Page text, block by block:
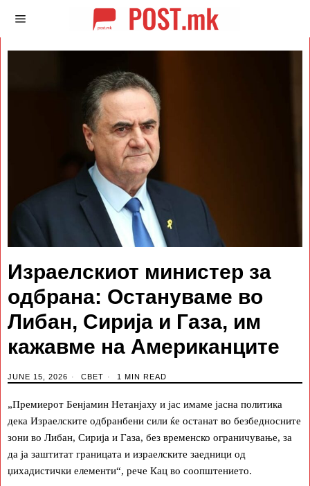
Израелскиот министер за
одбрана: Остануваме во
Либан, Сирија и Газа, им
кажавме на Американците
JUNE 15, 2026 СВЕТ 1 MIN READ
„Премиерот Бенјамин Нетанјаху и јас имаме јасна политика
дека Израелските одбранбени сили ќе останат во безбедносните
зони во Либан, Сирија и Газа, без временско ограничување, за
да ја заштитат границата и израелските заедници од
џихадистички елементи“, рече Кац во соопштението.